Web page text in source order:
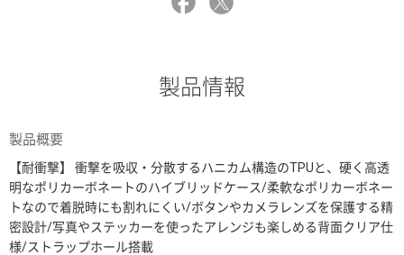
製品情報
製品概要
【耐衝撃】 衝撃を吸収・分散するハニカム構造のTPUと、硬く高透
明なポリカーボネートのハイブリッドケース/柔軟なポリカーボネー
トなので着脱時にも割れにくい/ボタンやカメラレンズを保護する精
密設計/写真やステッカーを使ったアレンジも楽しめる背面クリア仕
様/ストラップホール搭載